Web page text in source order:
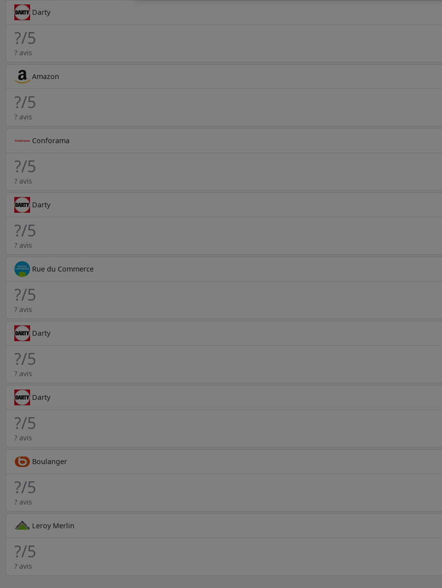
Darty
?/5
? avis
Amazon
?/5
? avis
Conforama
?/5
? avis
Darty
?/5
? avis
Rue du Commerce
?/5
? avis
Darty
?/5
? avis
Darty
?/5
? avis
Boulanger
?/5
? avis
Leroy Merlin
?/5
? avis